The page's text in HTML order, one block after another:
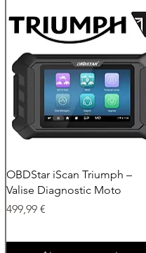
Aperçu rapide
OBDStar iScan Triumph –
Valise Diagnostic Moto
Prix
499,99 €